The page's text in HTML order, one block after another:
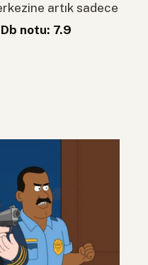
artık sadece
notu: 7.9